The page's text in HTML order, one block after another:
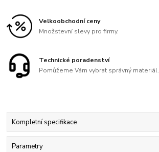
Velkoobchodní ceny
Množstevní slevy pro firmy.
Technické poradenství
Pomůžeme Vám vybrat správný materiál.
Kompletní specifikace
Parametry